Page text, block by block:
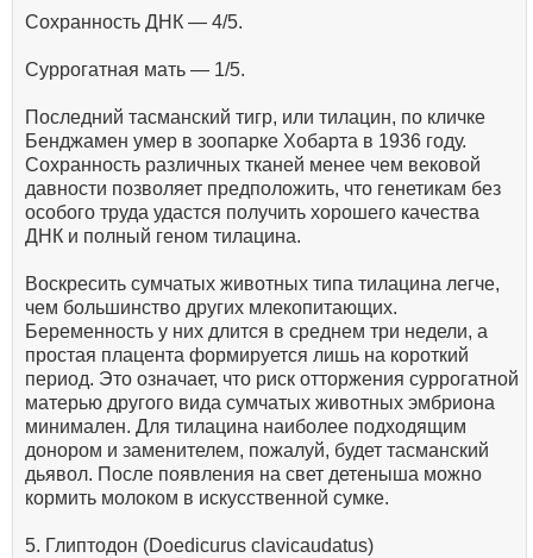
Сохранность ДНК — 4/5.
Суррогатная мать — 1/5.
Последний тасманский тигр, или тилацин, по кличке
Бенджамен умер в зоопарке Хобарта в 1936 году.
Сохранность различных тканей менее чем вековой
давности позволяет предположить, что генетикам без
особого труда удастся получить хорошего качества
ДНК и полный геном тилацина.
Воскресить сумчатых животных типа тилацина легче,
чем большинство других млекопитающих.
Беременность у них длится в среднем три недели, а
простая плацента формируется лишь на короткий
период. Это означает, что риск отторжения суррогатной
матерью другого вида сумчатых животных эмбриона
минимален. Для тилацина наиболее подходящим
донором и заменителем, пожалуй, будет тасманский
дьявол. После появления на свет детеныша можно
кормить молоком в искусственной сумке.
5. Глиптодон (Doedicurus clavicaudatus)